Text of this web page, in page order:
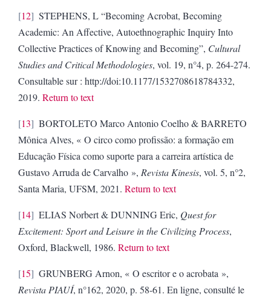
12
STEPHENS, L “Becoming Acrobat, Becoming
Academic: An Affective, Autoethnographic Inquiry Into
Collective Practices of Knowing and Becoming”, Cultural
Studies and Critical Methodologies, vol. 19, n°4, p. 264-274.
Consultable sur : http://doi:10.1177/1532708618784332,
2019. Return to text
13 BORTOLETO Marco Antonio Coelho& BARRETO
Mônica Alves, « O circo como profissão: a formação em
Educação Física como suporte para a carreira artística de
Gustavo Arruda de Carvalho », Revista Kinesis, vol. 5, n°2,
Santa Maria, UFSM, 2021. Return to text
14 ELIAS Norbert & DUNNING Eric, Quest for
Excitement: Sport and Leisure in the Civilizing Process,
Oxford, Blackwell, 1986. Return to text
15
GRUNBERG Arnon, « O escritor e o acrobata »,
Revista PIAUÍ, n°162, 2020, p. 58-61. En ligne, consulté le